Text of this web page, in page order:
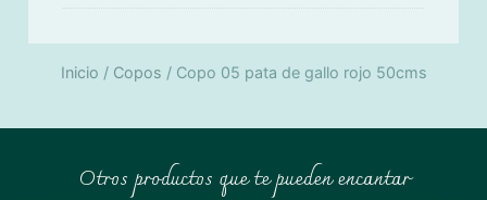
Inicio / Copos / Copo 05 pata de gallo rojo 50cms
Otros productos que te pueden encantar